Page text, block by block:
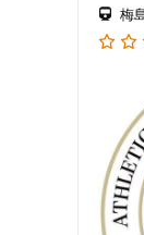
梅